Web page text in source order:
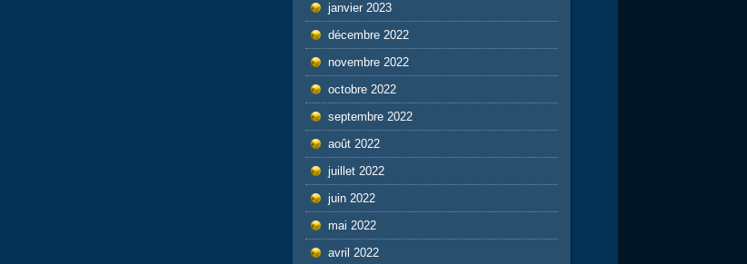
janvier 2023
décembre 2022
novembre 2022
octobre 2022
septembre 2022
août 2022
juillet 2022
juin 2022
mai 2022
avril 2022